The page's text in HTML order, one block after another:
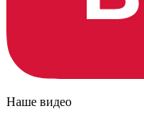
Наше видео